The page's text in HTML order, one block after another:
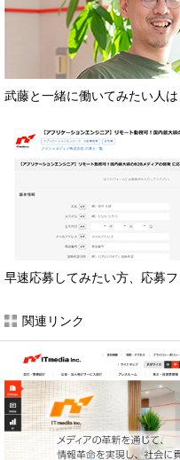
武藤と一緒に働いてみたい人
早速応募してみたい方、応募
関連リンク